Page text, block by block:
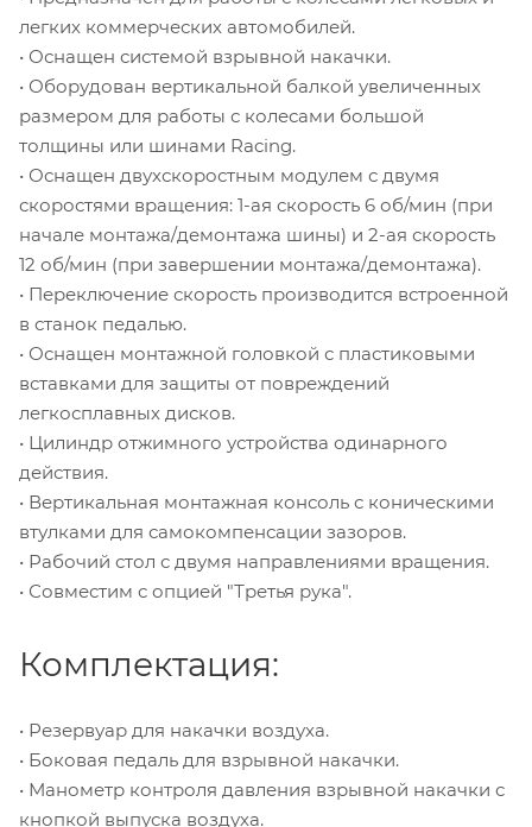
легких коммерческих автомобилей.
• Оснащен системой взрывной накачки.
• Оборудован вертикальной балкой увеличенных
размером для работы с колесами большой
толщины или шинами Racing.
• Оснащен двухскоростным модулем с двумя
скоростями вращения: 1-ая скорость 6 об/мин (при
начале монтажа/демонтажа шины) и 2-ая скорость
12 об/мин (при завершении монтажа/демонтажа).
• Переключение скорость производится встроенной
в станок педалью.
• Оснащен монтажной головкой с пластиковыми
вставками для защиты от повреждений
легкосплавных дисков.
• Цилиндр отжимного устройства одинарного
действия.
• Вертикальная монтажная консоль с коническими
втулками для самокомпенсации зазоров.
• Рабочий стол с двумя направлениями вращения.
• Совместим с опцией "Третья рука".
Комплектация:
• Резервуар для накачки воздуха.
• Боковая педаль для взрывной накачки.
• Манометр контроля давления взрывной накачки с
кнопкой выпуска воздуха.